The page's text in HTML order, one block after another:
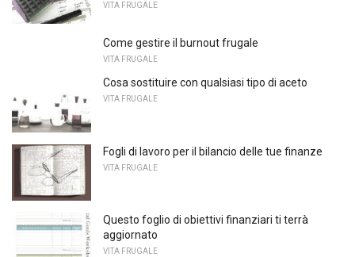
VITA FRUGALE
Come gestire il burnout frugale
VITA FRUGALE
Cosa sostituire con qualsiasi tipo di aceto
VITA FRUGALE
Fogli di lavoro per il bilancio delle tue finanze
VITA FRUGALE
Questo foglio di obiettivi finanziari ti terrà
aggiornato
VITA FRUGALE